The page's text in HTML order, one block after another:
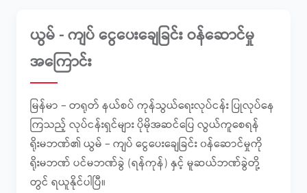
ယွမ် - ကျပ် ငွေပေးချေခြင်း ဝန်ဆောင်မှု
အကြောင်း
မြန်မာ – တရုတ် နယ်စပ် ကုန်သွယ်ရေးလုပ်ငန်း ပြုလုပ်နေ
ကြသည့် လုပ်ငန်းရှင်များ ပိုမိုအဆင်ပြေ လွယ်ကူစေရန်
ရိုးမဘဏ်၏ ယွမ် – ကျပ် ငွေပေးချေခြင်း ၀န်ဆောင်မှုကို
ရိုးမဘဏ် ပင်မဘဏ်ခွဲ (ရန်ကုန်) ​နှင့် မူဆယ်ဘဏ်ခွဲတို့
တွင် ရယူနိုင်ပါပြီ။